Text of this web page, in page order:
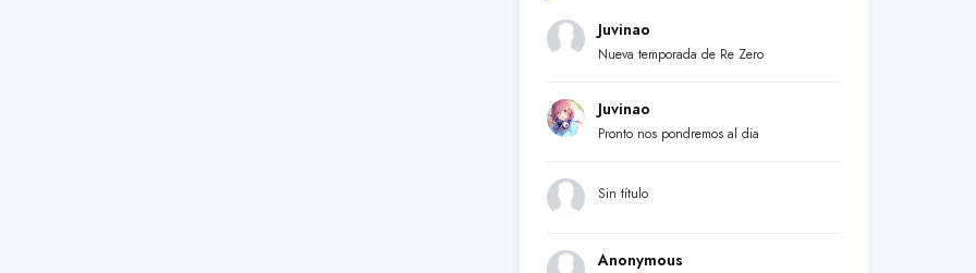
Juvinao
Nueva temporada de Re Zero
Juvinao
Pronto nos pondremos al dia
Sin título
Anonymous